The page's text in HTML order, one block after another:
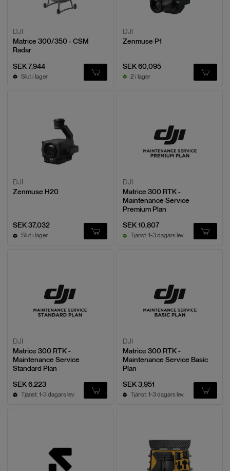
DJI
Matrice 300/350 - CSM
Radar
SEK 7,944
Slut i lager
DJI
Zenmuse P1
SEK 60,095
2 i lager
DJI
Zenmuse H20
SEK 37,032
Slut i lager
DJI
Matrice 300 RTK -
Maintenance Service
Premium Plan
SEK 10,807
Tjänst. 1-3 dagars lev.
DJI
Matrice 300 RTK -
Maintenance Service
Standard Plan
SEK 6,223
Tjänst. 1-3 dagars lev.
DJI
Matrice 300 RTK -
Maintenance Service Basic
Plan
SEK 3,951
Tjänst. 1-3 dagars lev.